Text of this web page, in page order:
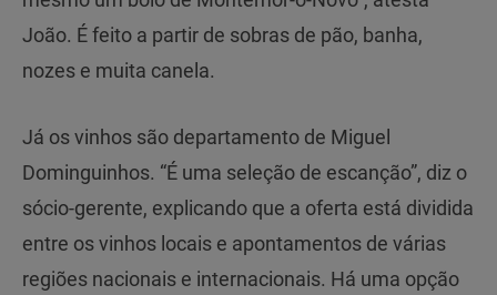
João. É feito a partir de sobras de pão, banha,
nozes e muita canela.
Já os vinhos são departamento de Miguel
Dominguinhos. “É uma seleção de escanção”, diz o
sócio-gerente, explicando que a oferta está dividida
entre os vinhos locais e apontamentos de várias
regiões nacionais e internacionais. Há uma opção